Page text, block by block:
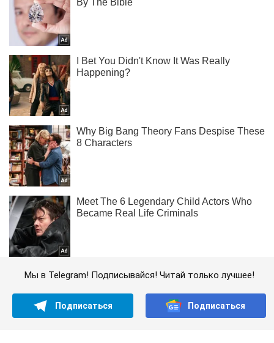
Мы в Telegram! Подписывайся! Читай только лучшее!
Подписаться Подписаться